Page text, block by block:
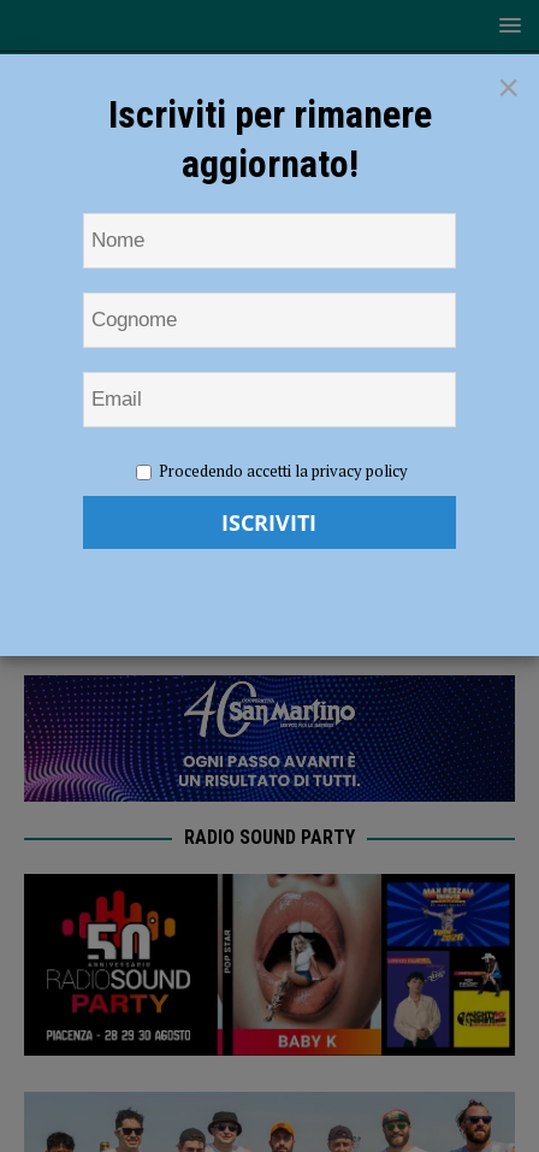
edizione del Piace Touch
Rugby – Grande successo per la terza
RADIO SOUND PARTY
×
Iscriviti per rimanere
aggiornato!
Procedendo accetti la privacy policy